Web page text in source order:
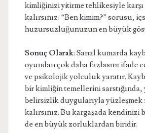
kimliğinizi yitirme tehlikesiyle karşı
kalırsınız: “Ben kimim?” sorusu,
huzursuzluğunuzun en büyük
Sonuç Olarak: Sanal kumarda
oyundan çok daha fazlasını ifade
ve psikolojik yolculuk yaratır.
bir kimliğin temellerini sarstığında,
belirsizlik duygularıyla yüzleşmek
kalırsınız. Bu kargaşada
de en büyük zorluklardan biridir.